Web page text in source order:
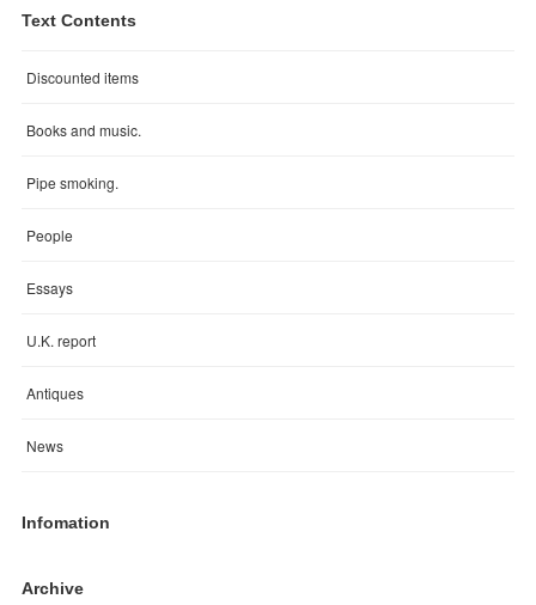
Text Contents
Discounted items
Books and music.
Pipe smoking.
People
Essays
U.K. report
Antiques
News
Infomation
Archive